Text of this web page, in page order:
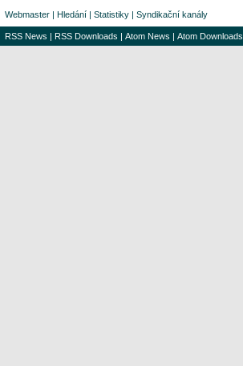
Webmaster | Hledání | Statistiky | Syndikační kanály
RSS News | RSS Downloads | Atom News | Atom Downloads